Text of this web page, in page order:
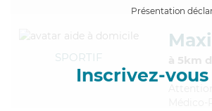
Présentation
Inscrivez-
SPORTIF à 5km